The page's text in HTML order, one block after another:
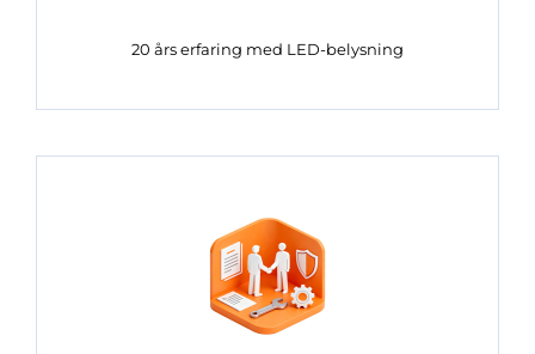
20 års erfaring med LED-belysning